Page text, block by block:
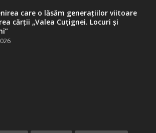
care o lăsăm generațiilor viitoare
cărții „Valea Cuțignei. Locuri și